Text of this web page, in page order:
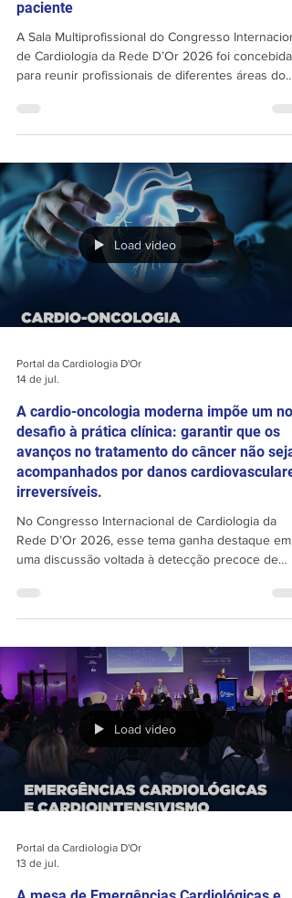
integrado, colaborativo e centrado no
paciente
A Sala Multiprofissional do Congresso
de Cardiologia da Rede D’Or 2026 foi concebida
para reunir profissionais de diferentes áreas do
principais desafios da assistência contemporânea.
A proposta é promover uma discussão ampla
temas essenciais para a prática assistencial
contemporânea, como pré-habilitação, avaliação
risco cirúrgico, recuperação otimizada em cirurgia
Load video
14 de jul.
A cardio-oncologia moderna impõe um
desafio à prática clínica: garantir que os
avanços no tratamento do câncer não
acompanhados por danos
irreversíveis.
No Congresso Internacional de Cardiologia da
Rede D’Or 2026, esse tema ganha destaque em
uma discussão voltada à detecção precoce de
biomarcadores de última geração, além dos
desafios relacionados às terapias de precisão,
como os Inibidores de Checkpoint Imunológico
(ICIs) e as células CAR-T. 📅 08 de agosto ⏰ 08h
às 13h 📍 Sala 5 INSCREVA-SE:
https://www.congressocardiologiador.com/
13 de jul.